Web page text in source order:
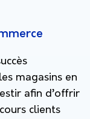
magasins en
afin d’offrir
clients